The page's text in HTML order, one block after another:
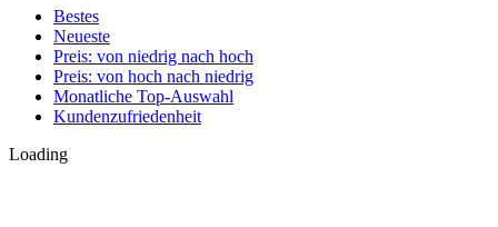
Bestes
Neueste
Preis: von niedrig nach hoch
Preis: von hoch nach niedrig
Monatliche Top-Auswahl
Kundenzufriedenheit
Loading